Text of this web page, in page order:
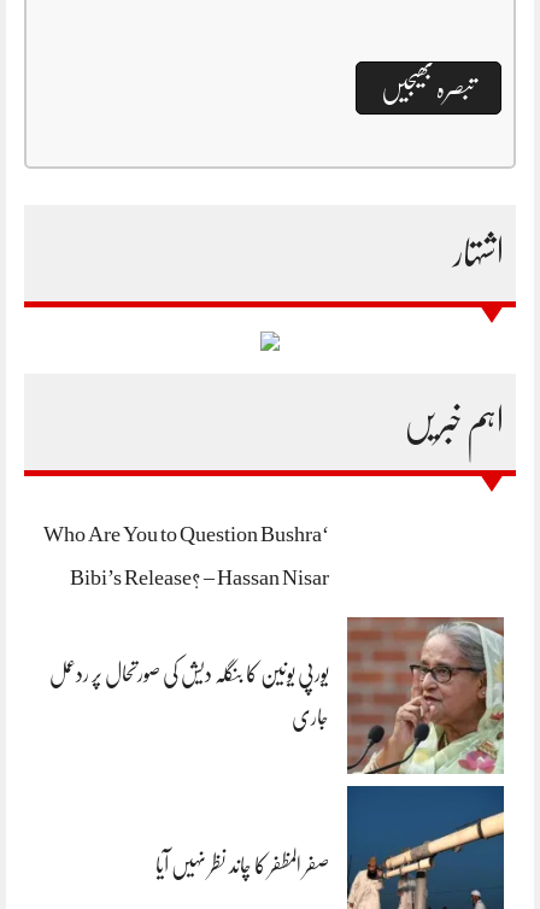
اشتہار
اہم خبریں
‘Who Are You to Question Bushra
Bibi’s Release? – Hassan Nisar
یورپی یونین کا بنگلہ دیش کی صورتحال پر ردعمل
جاری
صفر المظفر کا چاند نظر نہیں آیا